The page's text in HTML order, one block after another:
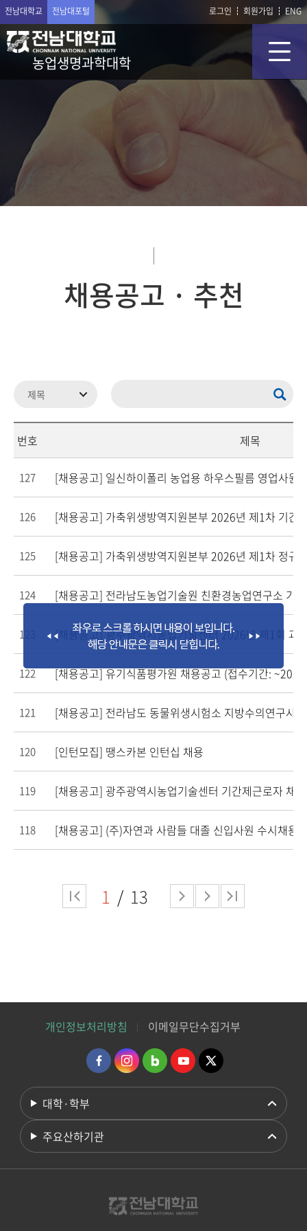
전남대학교 전남대포털 로그인 회원가입 ENG
농업생명과학대학
채용공고 · 추천
번호 제목
127 [채용공고] 일신하이폴리 농업용 하우스필름 영업사원
126 [채용공고] 가축위생방역지원본부 2026년 제1차 기간
125 [채용공고] 가축위생방역지원본부 2026년 제1차 정규
124
123 [채용공고] 광주광역시농업기술센터 2026년 제1회 과
122 [채용공고] 유기식품평가원 채용공고 (접수기간:
121 [채용공고] 전라남도 동물위생시험소 지방수의연구사(
120 [인턴모집] 땡스카본 인턴십 채용
119 [채용공고] 광주광역시농업기술센터 기간제근로자 채
118 [채용공고] (주)자연과 사람들 대졸 신입사원 수시채용
1 13
개인정보처리방침 이메일무단수집거부
대학·학부
주요산하기관